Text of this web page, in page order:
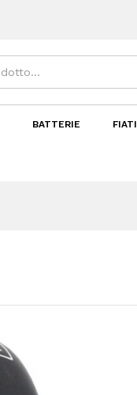
BATTERIE FIATI